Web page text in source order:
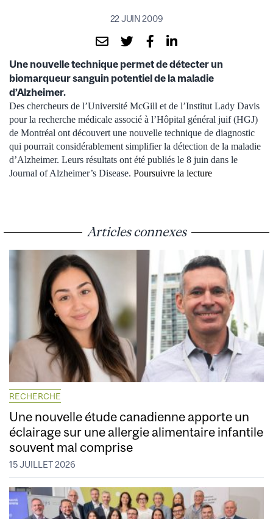
22 JUIN 2009
Une nouvelle technique permet de détecter un
biomarqueur sanguin potentiel de la maladie
d’Alzheimer.
Des chercheurs de l’Université McGill et de l’Institut Lady Davis
pour la recherche médicale associé à l’Hôpital général juif (HGJ)
de Montréal ont découvert une nouvelle technique de diagnostic
qui pourrait considérablement simplifier la détection de la maladie
d’Alzheimer. Leurs résultats ont été publiés le 8 juin dans le
Journal of Alzheimer’s Disease. Poursuivre la lecture
Articles connexes
RECHERCHE
Une nouvelle étude canadienne apporte un
éclairage sur une allergie alimentaire infantile
souvent mal comprise
15 JUILLET 2026